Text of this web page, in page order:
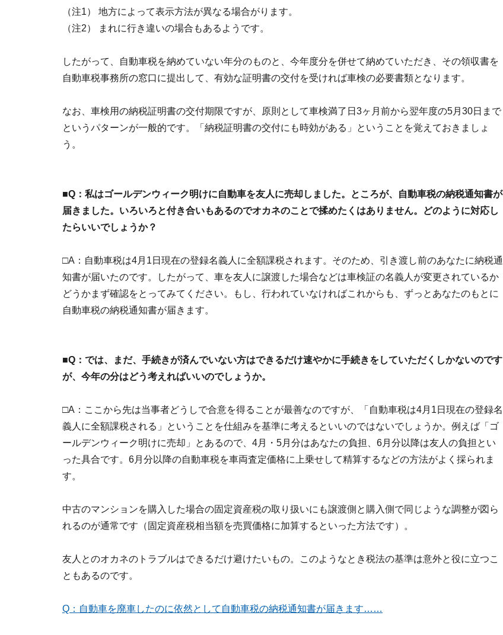
（注1） 地方によって表示方法が異なる場合がります。
（注2） まれに行き違いの場合もあるようです。
したがって、自動車税を納めていない年分のものと、今年度分を併せて納めていただき、その領収書を
自動車税事務所の窓口に提出して、有効な証明書の交付を受ければ車検の必要書類となります。
なお、車検用の納税証明書の交付期限ですが、原則として車検満了日3ヶ月前から翌年度の5月30日まで
というパターンが一般的です。「納税証明書の交付にも時効がある」ということを覚えておきましょ
う。
■Q：私はゴールデンウィーク明けに自動車を友人に売却しました。ところが、自動車税の納税通知書が
届きました。いろいろと付き合いもあるのでオカネのことで揉めたくはありません。どのように対応し
たらいいでしょうか？
□A：自動車税は4月1日現在の登録名義人に全額課税されます。そのため、引き渡し前のあなたに納税通
知書が届いたのです。したがって、車を友人に譲渡した場合などは車検証の名義人が変更されているか
どうかまず確認をとってみてください。もし、行われていなければこれからも、ずっとあなたのもとに
自動車税の納税通知書が届きます。
■Q：では、まだ、手続きが済んでいない方はできるだけ速やかに手続きをしていただくしかないのです
が、今年の分はどう考えればいいのでしょうか。
□A：ここから先は当事者どうしで合意を得ることが最善なのですが、「自動車税は4月1日現在の登録名
義人に全額課税される」ということを仕組みを基準に考えるといいのではないでしょうか。例えば「ゴ
ールデンウィーク明けに売却」とあるので、4月・5月分はあなたの負担、6月分以降は友人の負担とい
った具合です。6月分以降の自動車税を車両査定価格に上乗せして精算するなどの方法がよく採られま
す。
中古のマンションを購入した場合の固定資産税の取り扱いにも譲渡側と購入側で同じような調整が図ら
れるのが通常です（固定資産税相当額を売買価格に加算するといった方法です）。
友人とのオカネのトラブルはできるだけ避けたいもの。このようなとき税法の基準は意外と役に立つこ
ともあるのです。
Q：自動車を廃車したのに依然として自動車税の納税通知書が届きます……